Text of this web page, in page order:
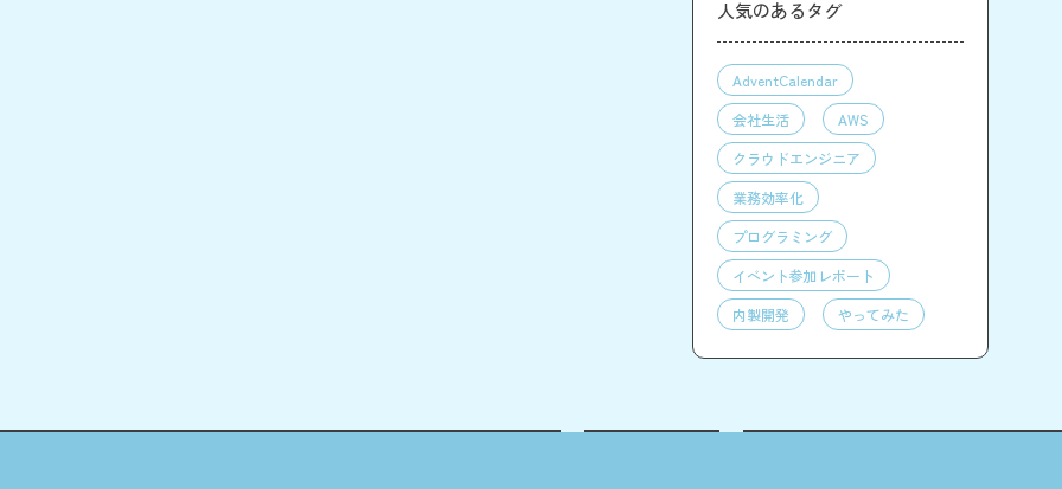
人気のあるタグ
AdventCalendar
会社生活
AWS
クラウドエンジニア
業務効率化
プログラミング
イベント参加レポート
内製開発
やってみた